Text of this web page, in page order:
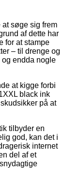
søge sig frem
af dette har
for at stampe
– til drenge og
og endda nogle
at kigge forbi
black ink
på at
tilbyder en
god, kan det i
internet
del af et